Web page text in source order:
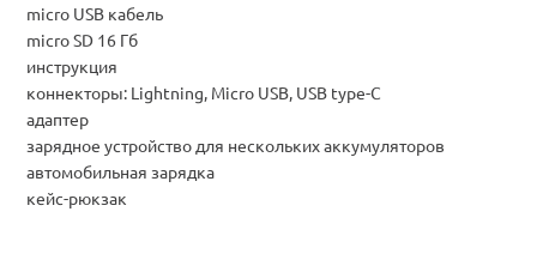
micro USB кабель
micro SD 16 Гб
инструкция
коннекторы: Lightning, Micro USB, USB type-C
адаптер
зарядное устройство для нескольких аккумуляторов
автомобильная зарядка
кейс-рюкзак